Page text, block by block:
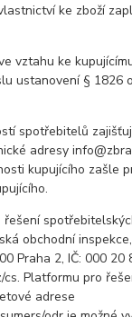
ke zboží
ke
ustanovení § 1826
spotřebitelů
adresy
kupujícího zašle
obchodní
Praha 2, IČ: 000 20
cs. Platformu pro
adrese